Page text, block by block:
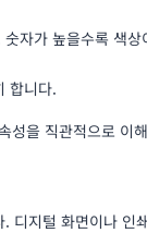
자가 높을수록 색
합니다.
성을 직관적으로 이
디지털 화면이나 인